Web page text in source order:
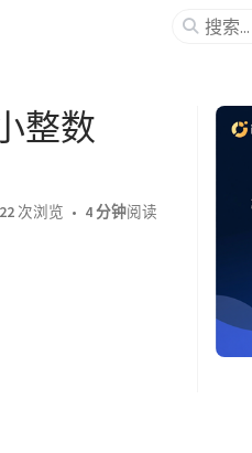
整数
次浏览 4 分钟阅读